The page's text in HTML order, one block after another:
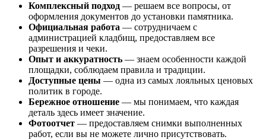
Комплексный подход — решаем все вопросы, от
оформления документов до установки памятника.
Официальная работа — сотрудничаем с
администрацией кладбищ, предоставляем все
разрешения и чеки.
Опыт и аккуратность — знаем особенности каждой
площадки, соблюдаем правила и традиции.
Доступные цены — одна из самых лояльных ценовых
политик в городе.
Бережное отношение — мы понимаем, что каждая
деталь здесь имеет значение.
Фотоотчет — предоставляем снимки выполненных
работ, если вы не можете лично присутствовать.